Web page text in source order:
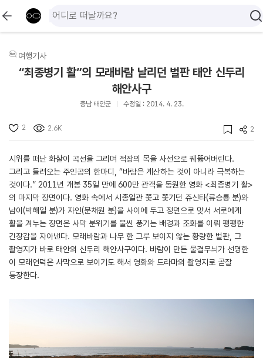
여행기사
“최종병기 활”의 모래바람 날리던 벌판 태안 신두리
해안사구
충남 태안군 수정일 : 2014. 4. 23.
2 2.6K 2
시위를 떠난 화살이 곡선을 그리며 적장의 목을 사선으로 꿰뚫어버린다.
그리고 들려오는 주인공의 한마디, “바람은 계산하는 것이 아니라 극복하는
것이다.” 2011년 개봉 35일 만에 600만 관객을 동원한 영화 <최종병기 활>
의 마지막 장면이다. 영화 속에서 시종일관 쫓고 쫓기던 쥬신타(류승룡 분)와
남이(박해일 분)가 자인(문채원 분)을 사이에 두고 정면으로 맞서 서로에게
활을 겨누는 장면은 사막 분위기를 물씬 풍기는 배경과 조화를 이뤄 팽팽한
긴장감을 자아낸다. 모래바람과 나무 한 그루 보이지 않는 황량한 벌판, 그
촬영지가 바로 태안의 신두리 해안사구이다. 바람이 만든 물결무늬가 선명한
이 모래언덕은 사막으로 보이기도 해서 영화와 드라마의 촬영지로 곧잘
등장한다.